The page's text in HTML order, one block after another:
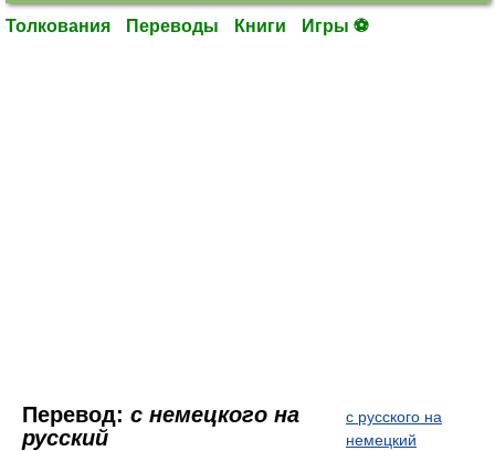
Толкования Переводы Книги Игры ⚽
Перевод: с немецкого на
русский
с русского на
немецкий